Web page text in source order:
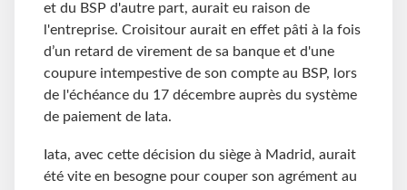
et du BSP d'autre part, aurait eu raison de
l'entreprise. Croisitour aurait en effet pâti à la fois
d’un retard de virement de sa banque et d'une
coupure intempestive de son compte au BSP, lors
de l'échéance du 17 décembre auprès du système
de paiement de Iata.
Iata, avec cette décision du siège à Madrid, aurait
été vite en besogne pour couper son agrément au